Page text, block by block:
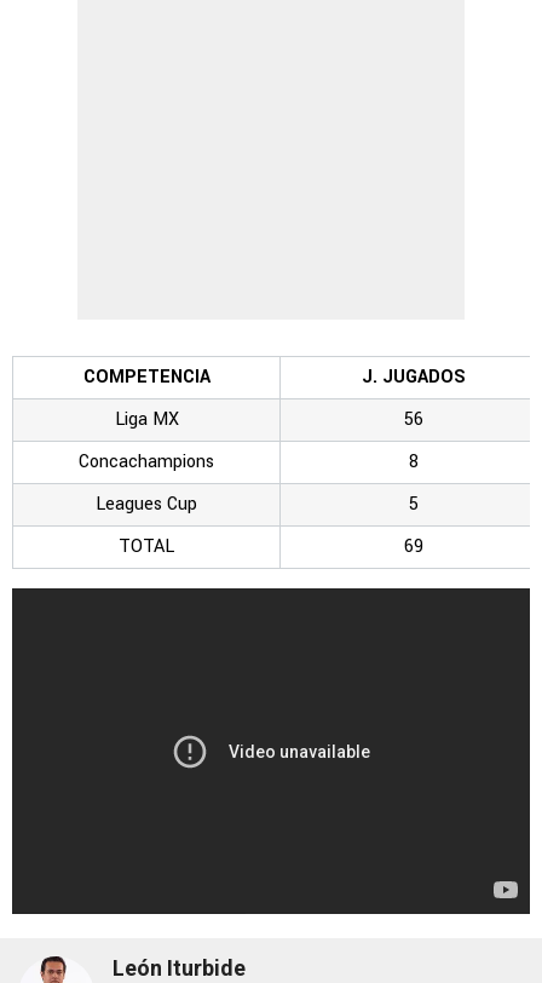
COMPETENCIA
J. JUGADOS
Liga MX
56
Concachampions
8
Leagues Cup
5
TOTAL
69
León Iturbide